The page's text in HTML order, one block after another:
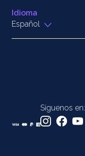
Idioma
Español
Síguenos en: